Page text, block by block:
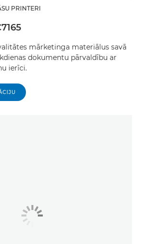
PRINTERI
mārketinga materiālus savā
dokumentu pārvaldību ar
ierīci.